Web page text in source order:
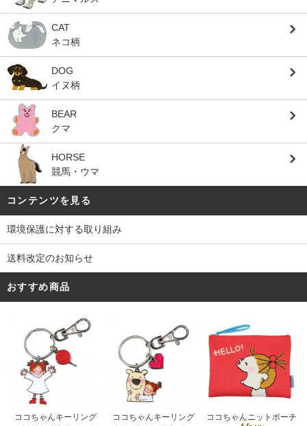
CAT
ネコ柄
DOG
イヌ柄
BEAR
クマ
HORSE
競馬・ウマ
コンテンツを見る
環境保護に対する取り組み
送料改定のお知らせ
おすすめ商品
ココちゃんキーリング
ココちゃんキーリング
ココちゃんニットポーチ